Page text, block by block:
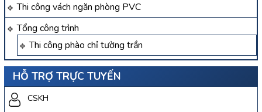
Thi công vách ngăn phòng PVC
Tổng công trình
Thi công phào chỉ tường trần
HỖ TRỢ TRỰC TUYẾN
CSKH